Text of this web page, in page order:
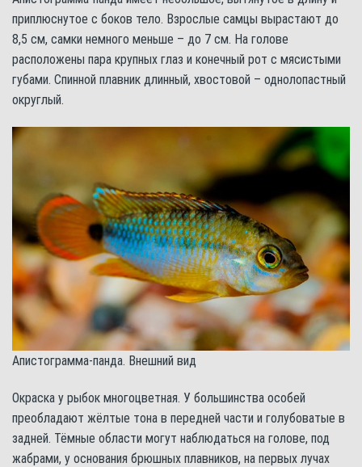
приплюснутое с боков тело. Взрослые самцы вырастают до
8,5 см, самки немного меньше – до 7 см. На голове
расположены пара крупных глаз и конечный рот с мясистыми
губами. Спинной плавник длинный, хвостовой – однолопастный
округлый.
Апистограмма-панда. Внешний вид
Окраска у рыбок многоцветная. У большинства особей
преобладают жёлтые тона в передней части и голубоватые в
задней. Тёмные области могут наблюдаться на голове, под
жабрами, у основания брюшных плавников, на первых лучах